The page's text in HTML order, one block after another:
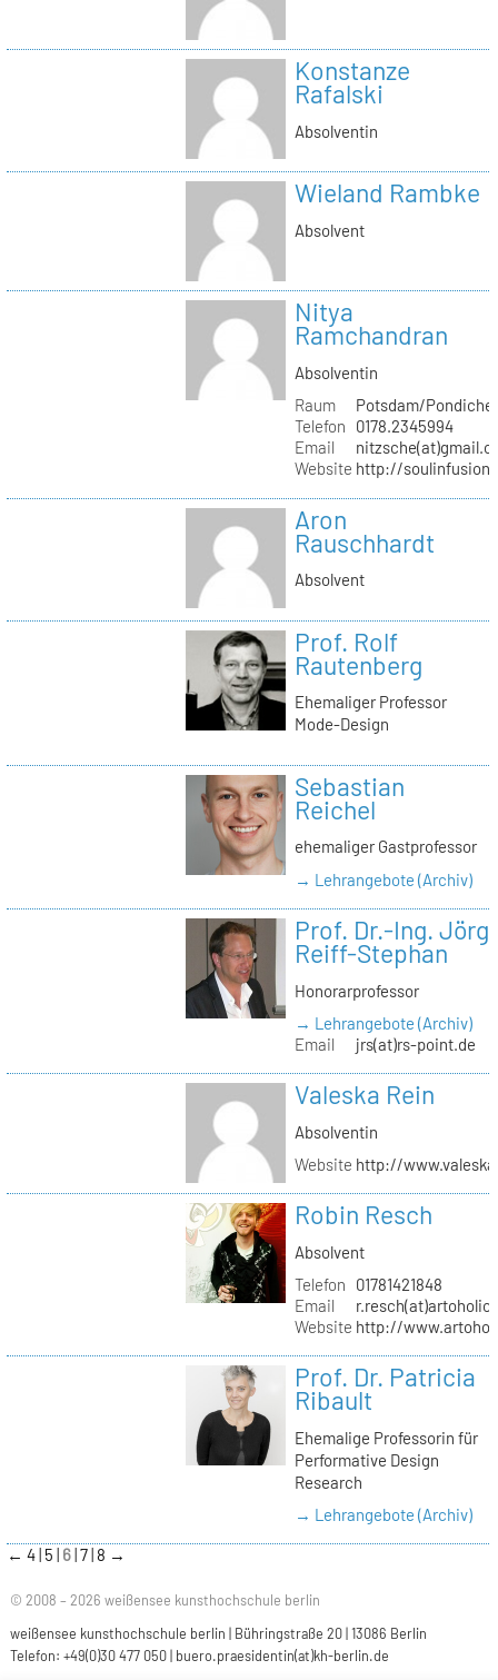
Konstanze
Rafalski
Absolventin
Wieland Rambke
Absolvent
Nitya
Ramchandran
Absolventin
Raum
Potsdam/
Telefon
0178.2345994
Email
Website http://
Aron
Rauschhardt
Absolvent
Prof. Rolf
Rautenberg
Ehemaliger Professor
Mode-Design
Sebastian
Reichel
ehemaliger Gastprofessor
→ Lehrangebote (Archiv)
Prof. Dr.-Ing. Jörg
Reiff-Stephan
Honorarprofessor
→ Lehrangebote (Archiv)
Email
jrs(at)rs-point.de
Valeska Rein
Absolventin
Website http://
Robin Resch
Absolvent
Telefon
01781421848
Email
Website http://
Prof. Dr. Patricia
Ribault
Ehemalige Professorin für
Performative Design
Research
→ Lehrangebote (Archiv)
← 4 5 6 7 8 →
© 2008 – 2026 weißensee kunsthochschule berlin
weißensee kunsthochschule berlin | Bühringstraße 20 | 13086 Berlin
Telefon: +49(0)30 477 050 | buero.praesidentin(at)kh-berlin.de